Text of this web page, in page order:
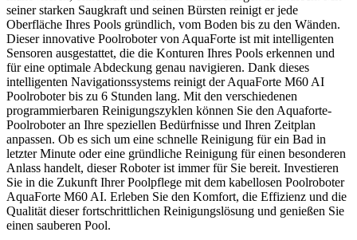
seiner starken Saugkraft und seinen Bürsten reinigt er jede
Oberfläche Ihres Pools gründlich, vom Boden bis zu den Wänden.
Dieser innovative Poolroboter von AquaForte ist mit intelligenten
Sensoren ausgestattet, die die Konturen Ihres Pools erkennen und
für eine optimale Abdeckung genau navigieren. Dank dieses
intelligenten Navigationssystems reinigt der AquaForte M60 AI
Poolroboter bis zu 6 Stunden lang. Mit den verschiedenen
programmierbaren Reinigungszyklen können Sie den Aquaforte-
Poolroboter an Ihre speziellen Bedürfnisse und Ihren Zeitplan
anpassen. Ob es sich um eine schnelle Reinigung für ein Bad in
letzter Minute oder eine gründliche Reinigung für einen besonderen
Anlass handelt, dieser Roboter ist immer für Sie bereit. Investieren
Sie in die Zukunft Ihrer Poolpflege mit dem kabellosen Poolroboter
AquaForte M60 AI. Erleben Sie den Komfort, die Effizienz und die
Qualität dieser fortschrittlichen Reinigungslösung und genießen Sie
einen sauberen Pool.